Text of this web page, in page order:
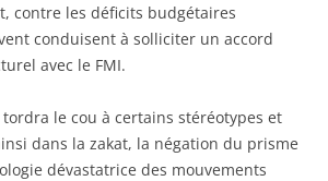
contre les déficits budgétaires
conduisent à solliciter un accord
avec le FMI.
le cou à certains stéréotypes et
dans la zakat, la négation du prisme
dévastatrice des mouvements